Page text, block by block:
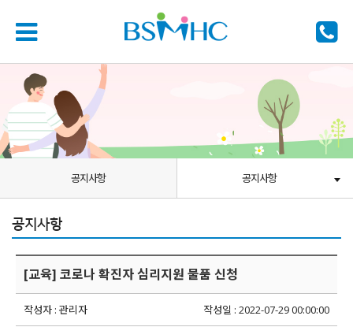
공지사항 공지사항
공지사항
[교육] 코로나 확진자 심리지원 물품 신청
작성자 : 관리자 작성일 : 2022-07-29 00:00:00